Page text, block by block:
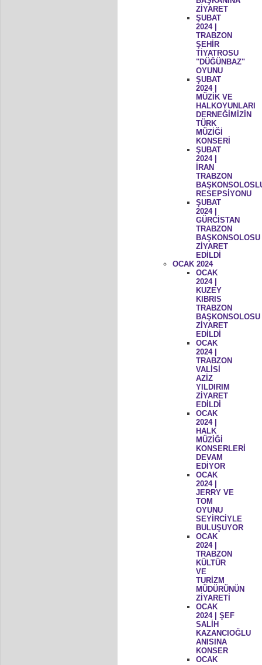
ZİYARET
ŞUBAT
2024 |
TRABZON
ŞEHİR
TİYATROSU
"DÜĞÜNBAZ"
OYUNU
ŞUBAT
2024 |
MÜZİK VE
HALKOYUNLARI
DERNEĞİMİZİN
TÜRK
MÜZİĞİ
KONSERİ
ŞUBAT
2024 |
İRAN
TRABZON
RESEPSİYONU
ŞUBAT
2024 |
GÜRCİSTAN
TRABZON
BAŞKONSOLOSU
ZİYARET
EDİLDİ
OCAK 2024
OCAK
2024 |
KUZEY
KIBRIS
TRABZON
BAŞKONSOLOSU
ZİYARET
EDİLDİ
OCAK
2024 |
TRABZON
VALİSİ
AZİZ
YILDIRIM
ZİYARET
EDİLDİ
OCAK
2024 |
HALK
MÜZİĞİ
KONSERLERİ
DEVAM
EDİYOR
OCAK
2024 |
JERRY VE
TOM
OYUNU
SEYİRCİYLE
BULUŞUYOR
OCAK
2024 |
TRABZON
KÜLTÜR
VE
TURİZM
MÜDÜRÜNÜN
ZİYARETİ
OCAK
2024 | ŞEF
SALİH
KAZANCIOĞLU
ANISINA
KONSER
OCAK